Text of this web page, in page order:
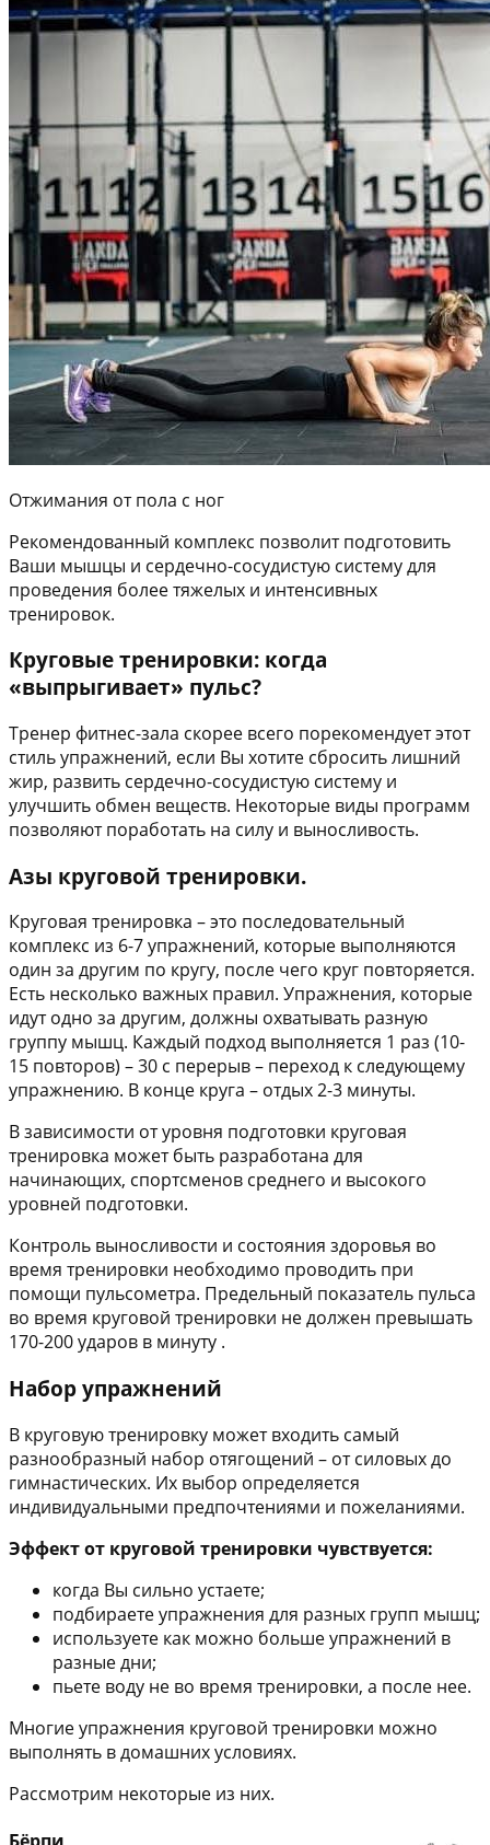
Отжимания от пола с ног
Рекомендованный комплекс позволит подготовить
Ваши мышцы и сердечно-сосудистую систему для
проведения более тяжелых и интенсивных
тренировок.
Круговые тренировки: когда
«выпрыгивает» пульс?
Тренер фитнес-зала скорее всего порекомендует этот
стиль упражнений, если Вы хотите сбросить лишний
жир, развить сердечно-сосудистую систему и
улучшить обмен веществ. Некоторые виды программ
позволяют поработать на силу и выносливость.
Азы круговой тренировки.
Круговая тренировка – это последовательный
комплекс из 6-7 упражнений, которые выполняются
один за другим по кругу, после чего круг повторяется.
Есть несколько важных правил. Упражнения, которые
идут одно за другим, должны охватывать разную
группу мышц. Каждый подход выполняется 1 раз (10-
15 повторов) – 30 с перерыв – переход к следующему
упражнению. В конце круга – отдых 2-3 минуты.
В зависимости от уровня подготовки круговая
тренировка может быть разработана для
начинающих, спортсменов среднего и высокого
уровней подготовки.
Контроль выносливости и состояния здоровья во
время тренировки необходимо проводить при
помощи пульсометра. Предельный показатель пульса
во время круговой тренировки не должен превышать
170-200 ударов в минуту .
Набор упражнений
В круговую тренировку может входить самый
разнообразный набор отягощений – от силовых до
гимнастических. Их выбор определяется
индивидуальными предпочтениями и пожеланиями.
Эффект от круговой тренировки чувствуется:
когда Вы сильно устаете;
подбираете упражнения для разных групп мышц;
используете как можно больше упражнений в
разные дни;
пьете воду не во время тренировки, а после нее.
Многие упражнения круговой тренировки можно
выполнять в домашних условиях.
Рассмотрим некоторые из них.